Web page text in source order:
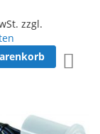
zzgl.